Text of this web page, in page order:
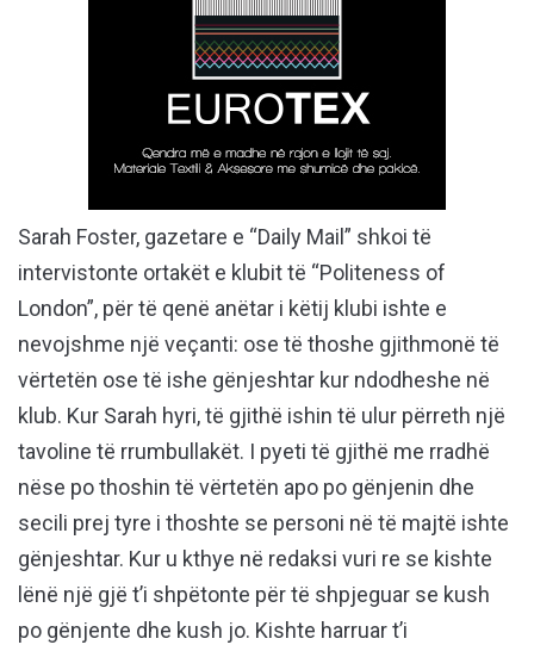
Sarah Foster, gazetare e “Daily Mail” shkoi të
intervistonte ortakët e klubit të “Politeness of
London”, për të qenë anëtar i këtij klubi ishte e
nevojshme një veçanti: ose të thoshe gjithmonë të
vërtetën ose të ishe gënjeshtar kur ndodheshe në
klub. Kur Sarah hyri, të gjithë ishin të ulur përreth një
tavoline të rrumbullakët. I pyeti të gjithë me rradhë
nëse po thoshin të vërtetën apo po gënjenin dhe
secili prej tyre i thoshte se personi në të majtë ishte
gënjeshtar. Kur u kthye në redaksi vuri re se kishte
lënë një gjë t’i shpëtonte për të shpjeguar se kush
po gënjente dhe kush jo. Kishte harruar t’i